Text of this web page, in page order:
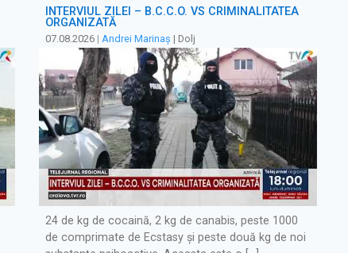
INTERVIUL ZILEI – B.C.C.O. VS CRIMINALITATEA
ORGANIZATĂ
07.08.2026 | Andrei Marinaș | Dolj
24 de kg de cocaină, 2 kg de canabis, peste 1000
de comprimate de Ecstasy și peste două kg de noi